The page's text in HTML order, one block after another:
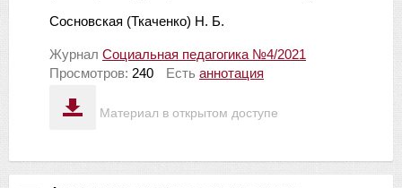
Материал в открытом доступе
Сосновская (Ткаченко) Н. Б.
Журнал Социальная педагогика №4/2021
Просмотров: 240 Есть аннотация